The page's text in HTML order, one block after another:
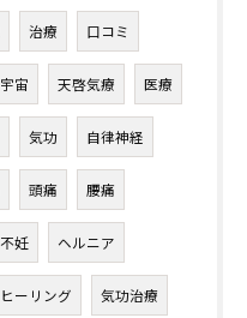
治療 口コミ
宇宙 天啓気療 医療
気功 自律神経
頭痛 腰痛
不妊 ヘルニア
ヒーリング 気功治療